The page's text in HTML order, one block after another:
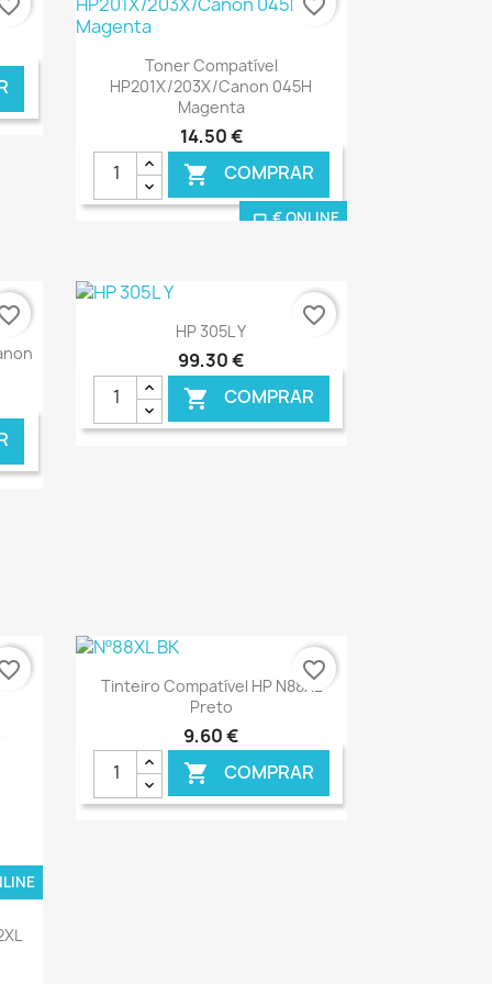
Ver+
Toner Compatível
HP201X/203X/Canon 045H
Magenta
14,50 €
 COMPRAR
€ ONLINE
favorite_border
Ver+
HP 305L Y
99,30 €
 COMPRAR
favorite_border
Ver+
Tinteiro Compatível HP N88XL
Preto
9,60 €
 COMPRAR
favorite_border